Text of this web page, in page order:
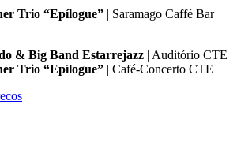
Trio “Epílogue” | Saramago Caffé Bar
& Big Band Estarrejazz | Auditório CTE
Trio “Epílogue” | Café-Concerto CTE